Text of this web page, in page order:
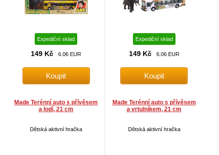
Expediční sklad
149 Kč 6.06 EUR
Expediční sklad
149 Kč 6.06 EUR
Made Terénní auto s přívěsem
a lodí, 21 cm
Dětská aktivní hračka
Made Terénní auto s přívěsem
a vrtulníkem, 21 cm
Dětská aktivní hračka